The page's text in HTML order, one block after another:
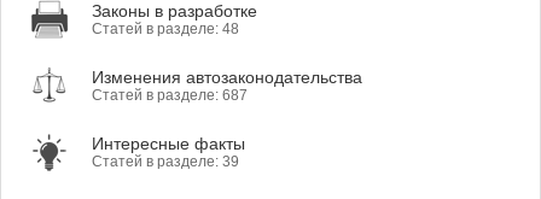
Законы в разработке
Статей в разделе: 48
Изменения автозаконодательства
Статей в разделе: 687
Интересные факты
Статей в разделе: 39